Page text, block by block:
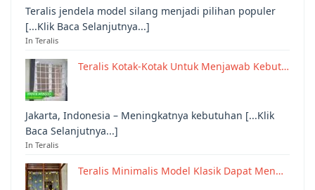
Teralis jendela model silang menjadi pilihan populer
[...Klik Baca Selanjutnya...]
In Teralis
Teralis Kotak-Kotak Untuk Menjawab Kebut…
Jakarta, Indonesia – Meningkatnya kebutuhan [...Klik
Baca Selanjutnya...]
In Teralis
Teralis Minimalis Model Klasik Dapat Men…